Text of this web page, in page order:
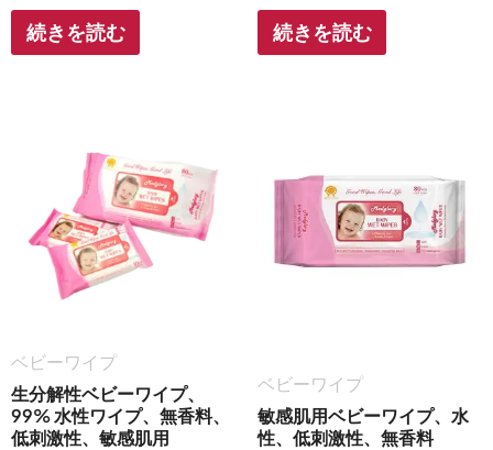
続きを読む 続きを読む
ベビーワイプ
生分解性ベビーワイプ、
99% 水性ワイプ、無香料、
低刺激性、敏感肌用
ベビーワイプ
敏感肌用ベビーワイプ、水
性、低刺激性、無香料